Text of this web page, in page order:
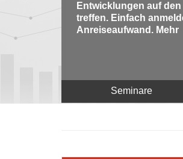
Entwicklungen auf
treffen. Einfach
Anreiseaufwand. Mehr
Seminare